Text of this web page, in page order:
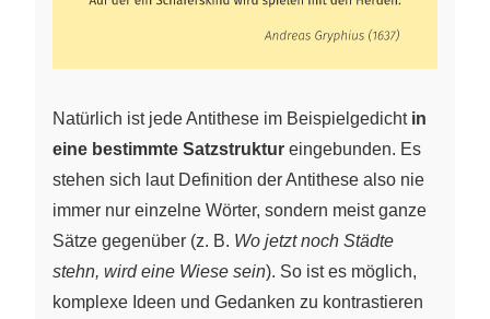
Natürlich ist jede Antithese im Beispielgedicht in
eine bestimmte Satzstruktur eingebunden. Es
stehen sich laut Definition der Antithese also nie
immer nur einzelne Wörter, sondern meist ganze
Sätze gegenüber (z. B. Wo jetzt noch Städte
stehn, wird eine Wiese sein). So ist es möglich,
komplexe Ideen und Gedanken zu kontrastieren